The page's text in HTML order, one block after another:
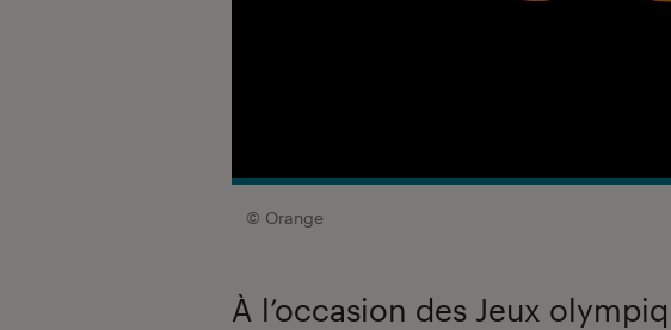
© Orange
À l’occasion des Jeux